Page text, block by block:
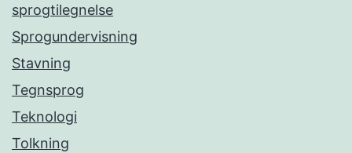
sprogtilegnelse
Sprogundervisning
Stavning
Tegnsprog
Teknologi
Tolkning